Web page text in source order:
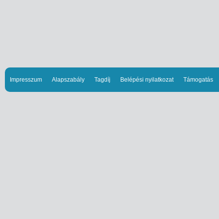
Impresszum Alapszabály Tagdíj Belépési nyilatkozat Támogatás